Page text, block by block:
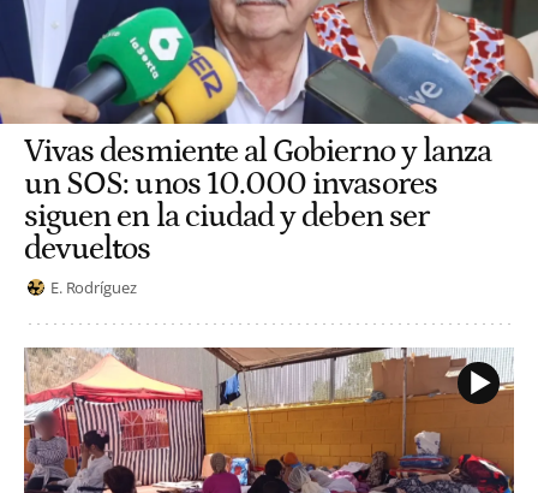
Vivas desmiente al Gobierno y lanza
un SOS: unos 10.000 invasores
siguen en la ciudad y deben ser
devueltos
E. Rodríguez